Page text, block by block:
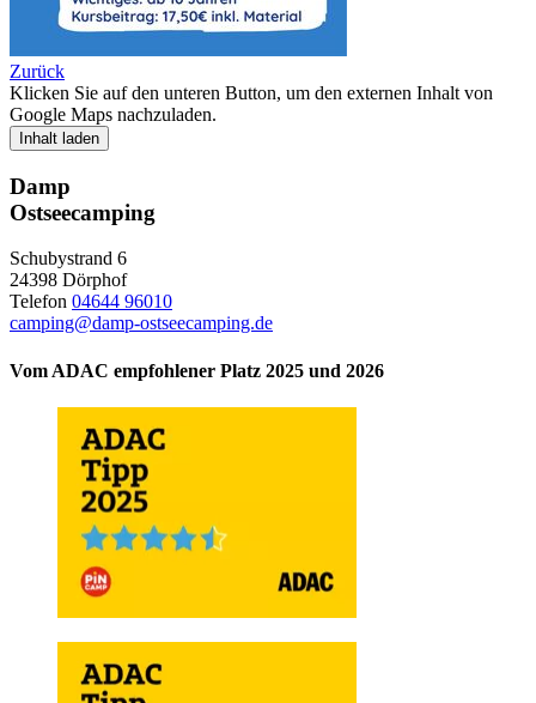
Zurück
Klicken Sie auf den unteren Button, um den externen Inhalt von
Google Maps nachzuladen.
Inhalt laden
Damp
Ostseecamping
Schubystrand 6
24398 Dörphof
Telefon 04644 96010
camping@damp-ostseecamping.de
Vom ADAC empfohlener Platz 2025 und 2026